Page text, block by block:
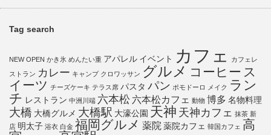
Tag search
NEW OPEN かき氷 めんたい重 アパレル イベント カフェ
カフェレ
ストラン カレー キャンプ クロワッサン グルメ コーヒー ス
イーツ チーズケーキ テラス席 パスタ パン ポモドーロ メイク ラン
チ レストラン 中洲川端 六本松 六本松カフェ 動物 博多 名物料理
大橋 大橋グルメ 大橋駅 大濠公園 天神 天神カフェ 抹茶 新
店 明太子 浴衣 白金 福岡グルメ 薬院 薬院カフェ 韓国カフェ 高